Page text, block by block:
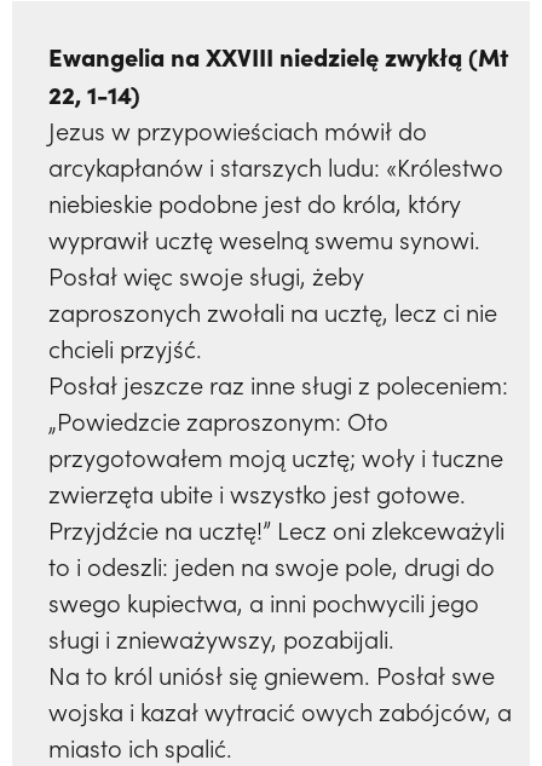
Ewangelia na XXVIII niedzielę zwykłą (Mt
22, 1-14)
Jezus w przypowieściach mówił do
arcykapłanów i starszych ludu: «Królestwo
niebieskie podobne jest do króla, który
wyprawił ucztę weselną swemu synowi.
Posłał więc swoje sługi, żeby
zaproszonych zwołali na ucztę, lecz ci nie
chcieli przyjść.
Posłał jeszcze raz inne sługi z poleceniem:
„Powiedzcie zaproszonym: Oto
przygotowałem moją ucztę; woły i tuczne
zwierzęta ubite i wszystko jest gotowe.
Przyjdźcie na ucztę!” Lecz oni zlekceważyli
to i odeszli: jeden na swoje pole, drugi do
swego kupiectwa, a inni pochwycili jego
sługi i znieważywszy, pozabijali.
Na to król uniósł się gniewem. Posłał swe
wojska i kazał wytracić owych zabójców, a
miasto ich spalić.